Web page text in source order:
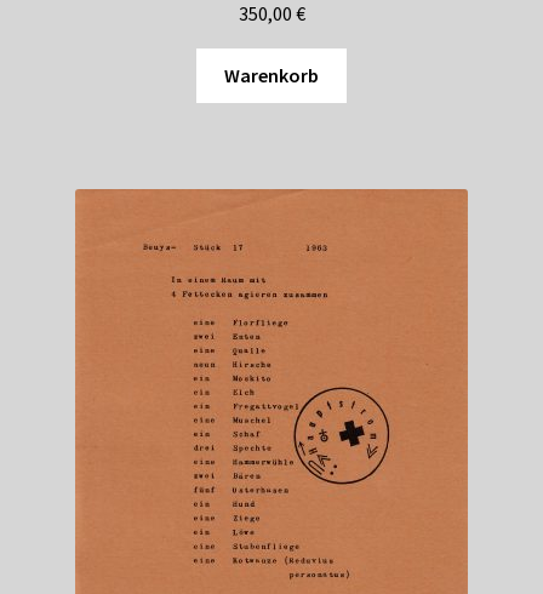
350,00 €
Warenkorb